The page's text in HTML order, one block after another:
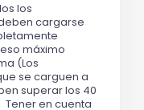
los
cargarse
máximo
(Los
se carguen a
superar los 40
Tener en cuenta